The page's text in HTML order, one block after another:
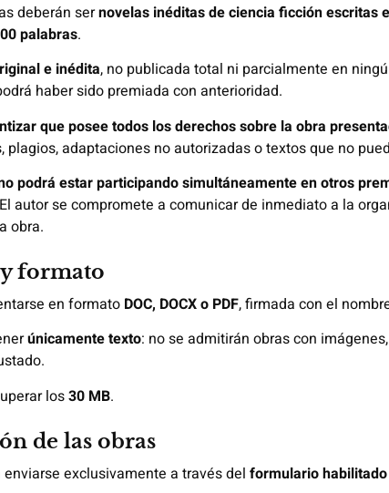
deberán sernovelas inéditas de ciencia ficciónescritas
palabras.
e inédita, no publicada total ni parcialmente en
haber sido premiada con anterioridad.
que posee todos los derechos sobre la obra
plagios, adaptaciones no autorizadas o textos que no
podrá estar participando simultáneamente en otros
El autor se compromete a comunicar de inmediato a la
obra.
formato
en formato DOC, DOCX o PDF, firmada con el
únicamente texto: no se admitirán obras con
los30 MB.
de las obras
exclusivamente a través del formulario